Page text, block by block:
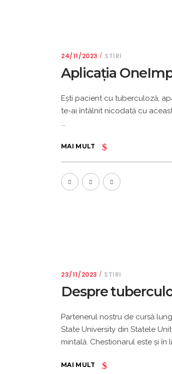
24/11/2023 STIRI
Aplicația
Eşti pacient cu tuberculoză,
te-ai întâlnit nicodată cu
MAI MULT
23/11/2023 STIRI
Despre
Partenerul nostru de cursă
State University din Statele
mintală. Chestionarul este şi în
MAI MULT